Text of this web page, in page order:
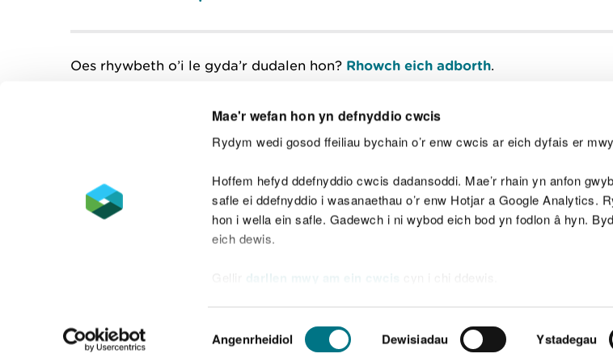
Mae'r wefan hon yn defnyddio cwcis
Rydym wedi gosod ffeiliau bychain o’r enw cwcis ar eich dyfais er
Hoffem hefyd ddefnyddio cwcis dadansoddi. Mae’r rhain yn anfon
safle ei ddefnyddio i wasanaethau o’r enw Hotjar a Google Analytics.
hon i wella ein safle. Gadewch i ni wybod eich bod yn fodlon â hyn.
eich dewis.
darllen mwy am ein cwcis
Caniatâd
Angenrheidiol Dewisiadau Ystadegau
Oes rhywbeth o’i le gyda’r dudalen hon? Rhowch eich adborth.
Datganiad hygyrchedd Safonau'r Gymraeg
Datganiad caethwasiaeth fodern